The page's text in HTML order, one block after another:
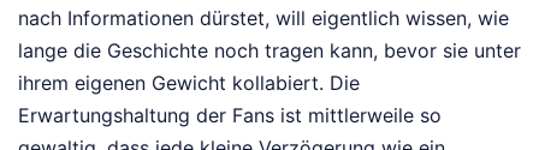
nach Informationen dürstet, will eigentlich wissen, wie
lange die Geschichte noch tragen kann, bevor sie unter
ihrem eigenen Gewicht kollabiert. Die
Erwartungshaltung der Fans ist mittlerweile so